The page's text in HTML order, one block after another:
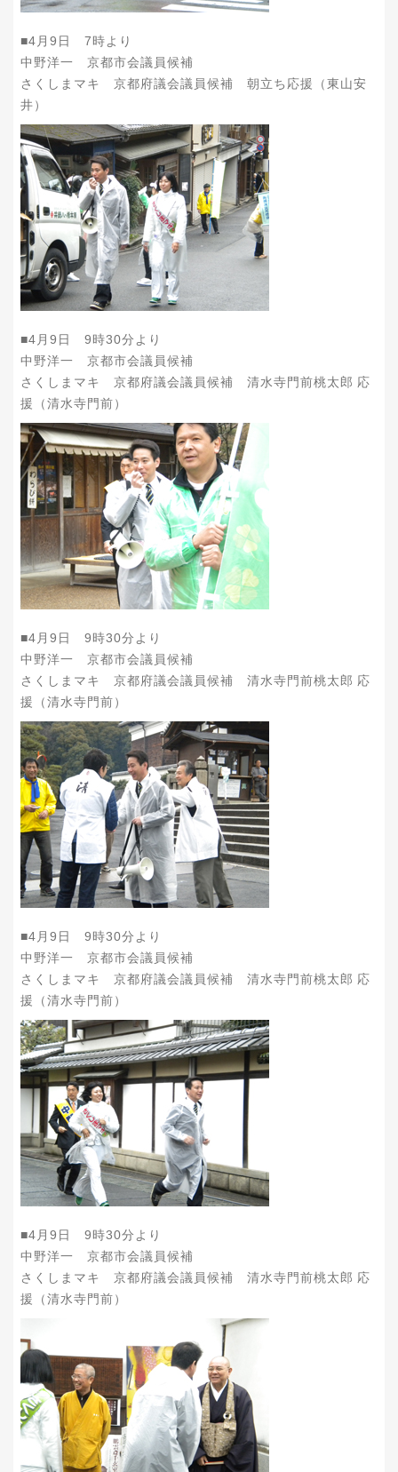
■4月9日 7時より
中野洋一 京都市会議員候補
さくしまマキ 京都府議会議員候補 朝立ち応援（東山安
井）
■4月9日 9時30分より
中野洋一 京都市会議員候補
さくしまマキ 京都府議会議員候補 清水寺門前桃太郎 応
援（清水寺門前）
■4月9日 9時30分より
中野洋一 京都市会議員候補
さくしまマキ 京都府議会議員候補 清水寺門前桃太郎 応
援（清水寺門前）
■4月9日 9時30分より
中野洋一 京都市会議員候補
さくしまマキ 京都府議会議員候補 清水寺門前桃太郎 応
援（清水寺門前）
■4月9日 9時30分より
中野洋一 京都市会議員候補
さくしまマキ 京都府議会議員候補 清水寺門前桃太郎 応
援（清水寺門前）